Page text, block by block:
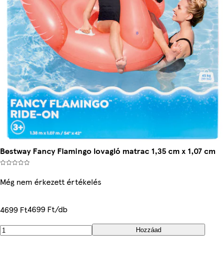
Bestway Fancy Flamingo lovagló matrac 1,35 cm x 1,07 cm
Még nem érkezett értékelés
4699 Ft4699 Ft/db
Hozzáad